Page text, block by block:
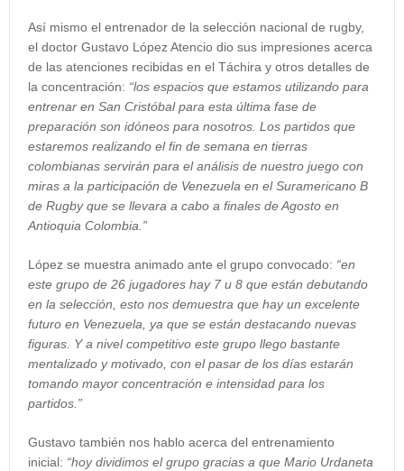
Así mismo el entrenador de la selección nacional de rugby,
el doctor Gustavo López Atencio dio sus impresiones acerca
de las atenciones recibidas en el Táchira y otros detalles de
la concentración: “los espacios que estamos utilizando para
entrenar en San Cristóbal para esta última fase de
preparación son idóneos para nosotros. Los partidos que
estaremos realizando el fin de semana en tierras
colombianas servirán para el análisis de nuestro juego con
miras a la participación de Venezuela en el Suramericano B
de Rugby que se llevara a cabo a finales de Agosto en
Antioquia Colombia.”
López se muestra animado ante el grupo convocado: “en
este grupo de 26 jugadores hay 7 u 8 que están debutando
en la selección, esto nos demuestra que hay un excelente
futuro en Venezuela, ya que se están destacando nuevas
figuras. Y a nivel competitivo este grupo llego bastante
mentalizado y motivado, con el pasar de los días estarán
tomando mayor concentración e intensidad para los
partidos.”
Gustavo también nos hablo acerca del entrenamiento
inicial: “hoy dividimos el grupo gracias a que Mario Urdaneta